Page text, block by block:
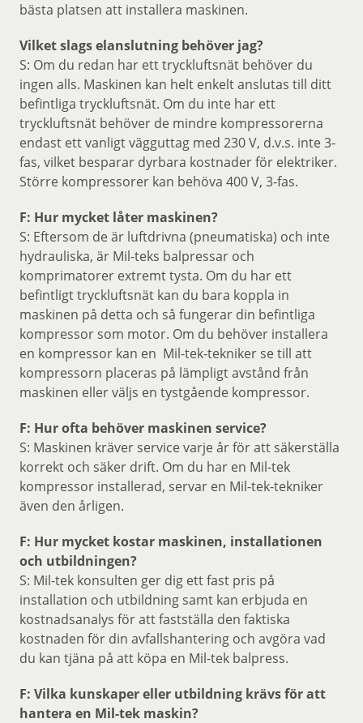
bästa platsen att installera maskinen.
Vilket slags elanslutning behöver jag?
S: Om du redan har ett tryckluftsnät behöver du
ingen alls. Maskinen kan helt enkelt anslutas till ditt
befintliga tryckluftsnät. Om du inte har ett
tryckluftsnät behöver de mindre kompressorerna
endast ett vanligt vägguttag med 230 V, d.v.s. inte 3-
fas, vilket besparar dyrbara kostnader för elektriker.
Större kompressorer kan behöva 400 V, 3-fas.
F: Hur mycket låter maskinen?
S: Eftersom de är luftdrivna (pneumatiska) och inte
hydrauliska, är Mil-teks balpressar och
komprimatorer extremt tysta. Om du har ett
befintligt tryckluftsnät kan du bara koppla in
maskinen på detta och så fungerar din befintliga
kompressor som motor. Om du behöver installera
en kompressor kan en Mil-tek-tekniker se till att
kompressorn placeras på lämpligt avstånd från
maskinen eller väljs en tystgående kompressor.
F: Hur ofta behöver maskinen service?
S: Maskinen kräver service varje år för att säkerställa
korrekt och säker drift. Om du har en Mil-tek
kompressor installerad, servar en Mil-tek-tekniker
även den årligen.
F: Hur mycket kostar maskinen, installationen
och utbildningen?
S: Mil-tek konsulten ger dig ett fast pris på
installation och utbildning samt kan erbjuda en
kostnadsanalys för att fastställa den faktiska
kostnaden för din avfallshantering och avgöra vad
du kan tjäna på att köpa en Mil-tek balpress.
F: Vilka kunskaper eller utbildning krävs för att
hantera en Mil-tek maskin?